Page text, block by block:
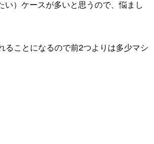
）ケースが多いと思うので、悩まし
ることになるので前2つよりは多少マシ